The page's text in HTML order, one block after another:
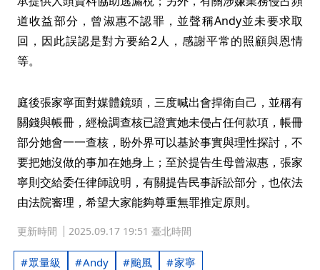
道收益部分，曾淑惠不認罪，並聲稱Andy並未要求取
回，因此誤認是對方要給2人，感謝平常的照顧與恩情
等。
庭後張家寧面對媒體鏡頭，三度喊出會捍衛自己，並稱有
關錢與帳冊，經檢調查核已證實她未侵占任何款項，帳冊
部分她會一一查核，盼外界可以基於事實與理性探討，不
要把她沒做的事加在她身上；至於提告生母曾淑惠，張家
寧則交給委任律師說明，有關提告民事訴訟部分，也依法
由法院審理，希望大家能夠尊重無罪推定原則。
更新時間 2025.09.17 19:51 臺北時間
眾量級 Andy 颱風 家寧